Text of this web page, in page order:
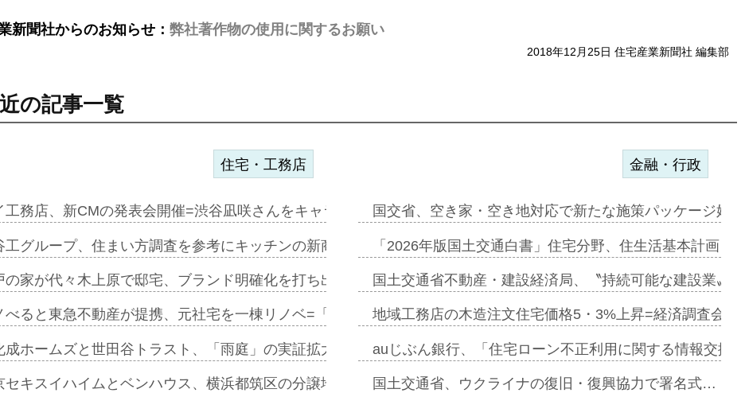
新聞社からのお知らせ： 弊社著作物の使用に関するお願い
2018年12月25日 住宅産業新聞社 編集部
の記事一覧
住宅・工務店
工務店、新CMの発表会開催=渋谷凪咲さんをキャラクターに起用…
工グループ、住まい方調査を参考にキッチンの新商品=「ファミーレキ…
の家が代々木上原で邸宅、ブランド明確化を打ち出す=年内にも城南エ…
べると東急不動産が提携、元社宅を一棟リノベ=「職住遊」融合型の賃…
成ホームズと世田谷トラスト、「雨庭」の実証拡大へ=ガーデンカフェ…
セキスイハイムとベンハウス、横浜都筑区の分譲地開発で初協業=お互…
金融・行政
国交省、空き家・空き地対応で新たな施策パッケージ始
「2026年版国土交通白書」住宅分野、住生活基本計画
国土交通省不動産・建設経済局、〝持続可能な建設業〟
地域工務店の木造注文住宅価格5・3%上昇=経済調査会
auじぶん銀行、「住宅ローン不正利用に関する情報交換
国土交通省、ウクライナの復旧・復興協力で署名式…